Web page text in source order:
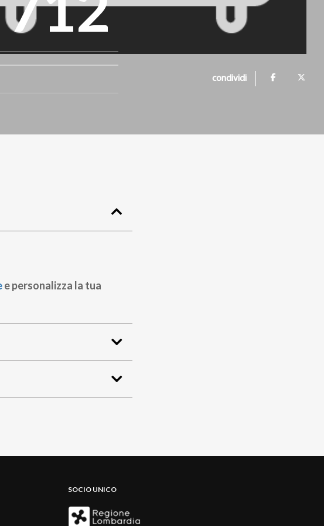
condividi
e personalizza la tua
SOCIO UNICO